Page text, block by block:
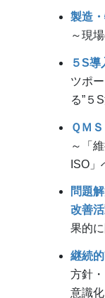
製造
～現
５S導
ツポ
る”５
ＱＭ
～「
ISO」
問題
改善
果的
継続
方針
意識化